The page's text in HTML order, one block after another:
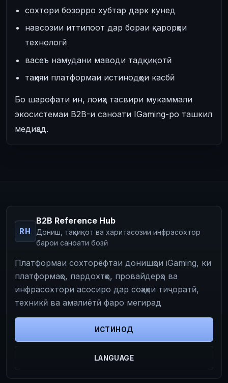
сохтори бозорро хубтар дарк кунед
навсозии иттилоот дар бораи қарорҳои
технологӣ
васеъ намудани маводи тадқиқотӣ
таҳияи платформаи истинодҳои касбӣ
Бо шарофати ин, лоиҳа тасвири мукаммали
экосистемаи B2B-и саноати IGaming-ро ташкил
медиҳад.
RH
B2B Reference Hub
Дониш, таҳқиқот ва харитасозии инфрасохтор
барои саноати бозӣ
Платформаи сохторёфтаи донишҳои iGaming, ки
платформаҳо, пардохтҳо, провайдерҳо ва
инфрасохтори асосиро дар соҳаҳои тиҷоратӣ,
техникӣ ва амалиётӣ фаро мегирад
ИСТИНОД
LANGUAGE